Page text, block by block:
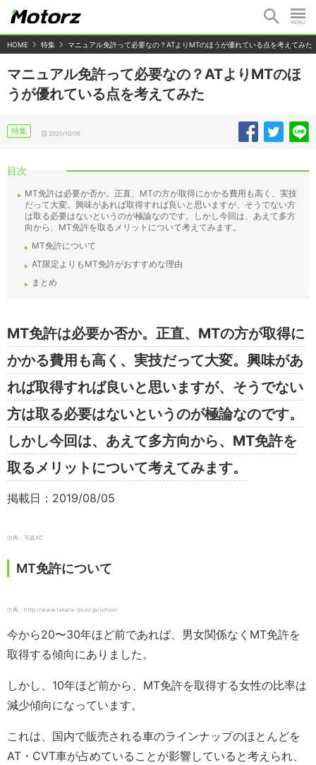
HOME 特集 マニュアル免許って必要なの？ATよりMTのほうが優れている点を考えてみた
マニュアル免許って必要なの？ATよりMTのほ
うが優れている点を考えてみた
特集 2020/10/06
目次
MT免許は必要か否か。正直、MTの方が取得にかかる費用も高く、実技
だって大変。興味があれば取得すれば良いと思いますが、そうでない方
は取る必要はないというのが極論なのです。しかし今回は、あえて多方
向から、MT免許を取るメリットについて考えてみます。
MT免許について
AT限定よりもMT免許がおすすめな理由
まとめ
MT免許は必要か否か。正直、MTの方が取得に
かかる費用も高く、実技だって大変。興味があ
れば取得すれば良いと思いますが、そうでない
方は取る必要はないというのが極論なのです。
しかし今回は、あえて多方向から、MT免許を
取るメリットについて考えてみます。
掲載日：2019/08/05
出典：写真AC
MT免許について
出典：http://www.takara-ds.co.jp/school
今から20〜30年ほど前であれば、男女関係なくMT免許を
取得する傾向にありました。
しかし、10年ほど前から、MT免許を取得する女性の比率は
減少傾向になっています。
これは、国内で販売される車のラインナップのほとんどを
AT・CVT車が占めていることが影響していると考えられ、